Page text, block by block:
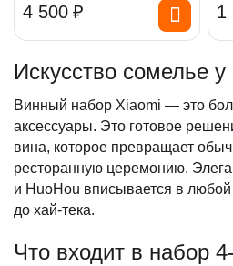
4 500 ₽ 1
Искусство сомелье
Винный набор Xiaomi — это
аксессуары. Это готовое
вина, которое превращает
ресторанную церемонию.
и HuoHou вписывается в любой
до хай-тека.
Что входит в набор